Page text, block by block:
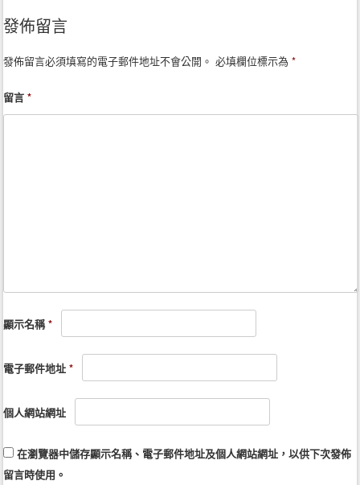
Post navigation
發佈留言
發佈留言必須填寫的電子郵件地址不會公開。 必填欄位標示為*
留言*
顯示名稱*
電子郵件地址*
個人網站網址
在瀏覽器中儲存顯示名稱、電子郵件地址及個人網站網址，以供下次發佈
留言時使用。